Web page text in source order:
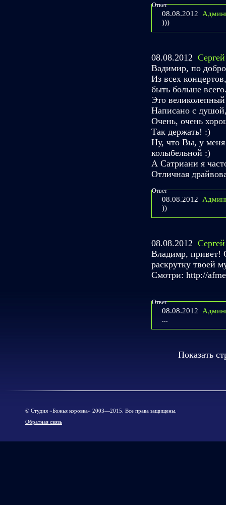
Ответ
08.08.2012
)))
08.08.2012
Вадимир, по
Из всех
быть больше
Это
Написано с
Очень, очень
Так держать! :)
Ну, что Вы, у меня
колыбельной :)
А Сатриани я
Отличная
Ответ
08.08.2012
))
08.08.2012
Владимр, привет!
раскрутку твоей
Смотри: http://
Ответ
08.08.2012
...
Показать
© Cтудия «Божья коровка» 2003—2015. Все права защищены.
Обратная связь